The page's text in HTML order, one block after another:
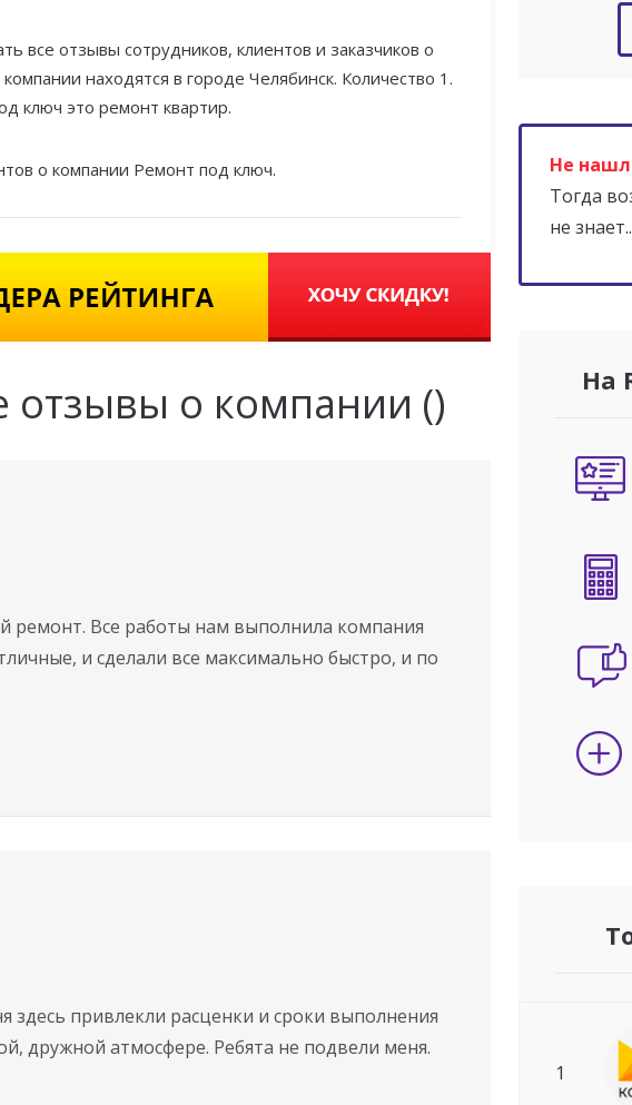
все отзывы сотрудников, клиентов и заказчиков о
находятся в городе Челябинск. Количество 1.
ключ это ремонт квартир.
о компании Ремонт под ключ.
отзывы о компании ()
ремонт. Все работы нам выполнила компания
и сделали все максимально быстро, и по
привлекли расценки и сроки выполнения
дружной атмосфере. Ребята не подвели меня.
Не
Тогда
не
На
1